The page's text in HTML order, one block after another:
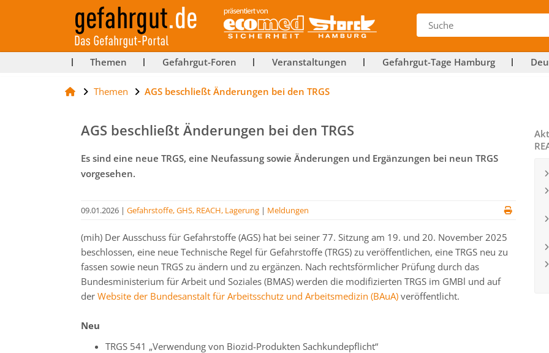
Themen Gefahrgut-Foren Veranstaltungen Gefahrgut-Tage Hamburg
Themen AGS beschließt Änderungen bei den TRGS
AGS beschließt Änderungen bei den TRGS
Es sind eine neue TRGS, eine Neufassung sowie Änderungen und Ergänzungen bei neun TRGS
vorgesehen.
09.01.2026 | Gefahrstoffe, GHS, REACH, Lagerung | Meldungen
(mih) Der Ausschuss für Gefahrstoffe (AGS) hat bei seiner 77. Sitzung am 19. und 20. November 2025
beschlossen, eine neue Technische Regel für Gefahrstoffe (TRGS) zu veröffentlichen, eine TRGS neu zu
fassen sowie neun TRGS zu ändern und zu ergänzen. Nach rechtsförmlicher Prüfung durch das
Bundesministerium für Arbeit und Soziales (BMAS) werden die modifizierten TRGS im GMBl und auf
der Website der Bundesanstalt für Arbeitsschutz und Arbeitsmedizin (BAuA) veröffentlicht.
Neu
TRGS 541 „Verwendung von Biozid-Produkten Sachkundepflicht“